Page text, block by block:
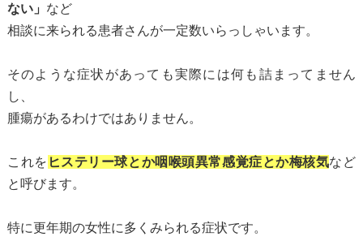
ない」 など
相談に来られる患者さんが一定数いらっしゃいます。
そのような症状があっても実際には何も詰まってません
し、
腫瘍があるわけではありません。
これを ヒステリー球とか咽喉頭異常感覚症とか梅核気など
と呼びます。
特に更年期の女性に多くみられる症状です。